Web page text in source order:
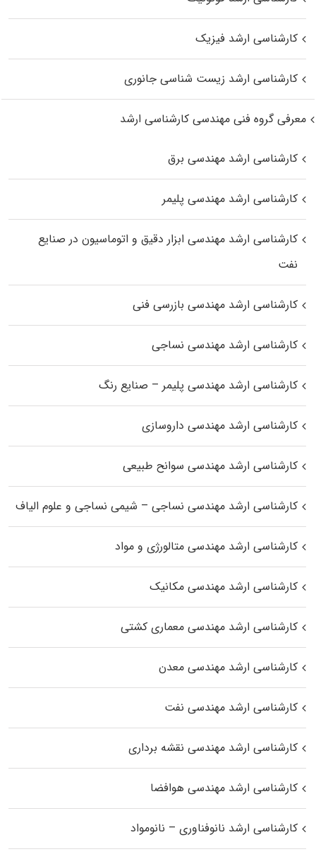
کارشناسی ارشد فیزیک
کارشناسی ارشد زیست‌ شناسی جانوری
معرفی گروه فنی مهندسی کارشناسی ارشد
کارشناسی ارشد مهندسی برق
کارشناسی ارشد مهندسی پلیمر
کارشناسی ارشد مهندسی ابزار دقیق و اتوماسیون در صنایع
نفت
کارشناسی ارشد مهندسی بازرسی فنی
کارشناسی ارشد مهندسی نساجی
کارشناسی ارشد مهندسی پلیمر – صنایع رنگ
کارشناسی ارشد مهندسی داروسازی
کارشناسی ارشد مهندسی سوانح طبیعی
کارشناسی ارشد مهندسی نساجی – شیمی نساجی و علوم الیاف
کارشناسی ارشد مهندسی متالورژی و مواد
کارشناسی ارشد مهندسی مکانیک
کارشناسی ارشد مهندسی معماری کشتی
کارشناسی ارشد مهندسی معدن
کارشناسی ارشد مهندسی نفت
کارشناسی ارشد مهندسی نقشه برداری
کارشناسی ارشد مهندسی هوافضا
کارشناسی ارشد نانوفناوری – نانومواد